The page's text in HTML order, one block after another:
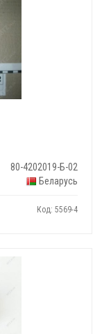
80-4202019-Б-02
Беларусь
Код: 5569-4